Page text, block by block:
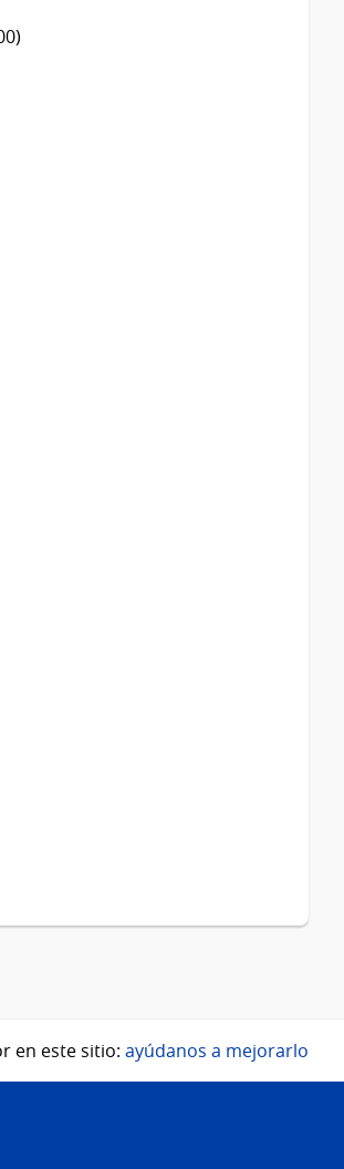
en este sitio: ayúdanos a mejorarlo